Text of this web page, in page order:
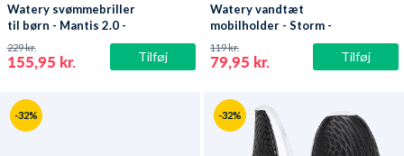
Tilføj
Watery svømmebriller
til børn - Mantis 2.0 -
Atlantic Blå/klar
155,95 kr.
229 kr.
Tilføj
Watery vandtæt
mobilholder - Storm -
Sort
79,95 kr.
119 kr.
-32% -32%